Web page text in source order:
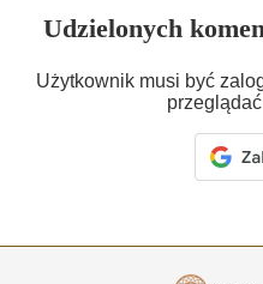
Udzielonych
Użytkownik musi być